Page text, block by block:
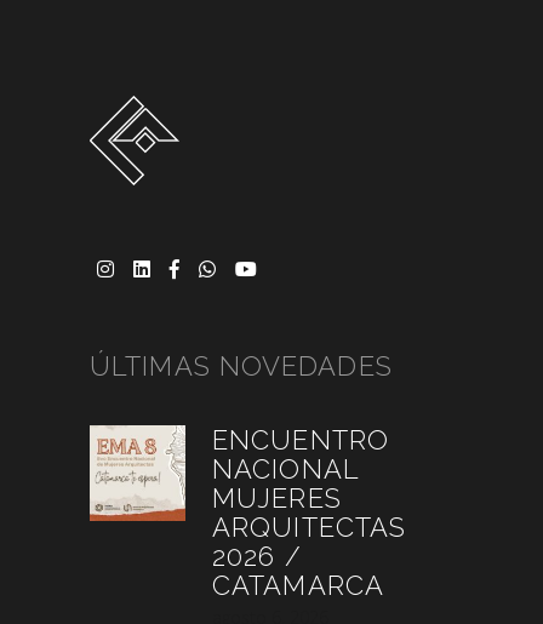
ÚLTIMAS NOVEDADES
ENCUENTRO
NACIONAL
MUJERES
ARQUITECTAS
2026 /
CATAMARCA